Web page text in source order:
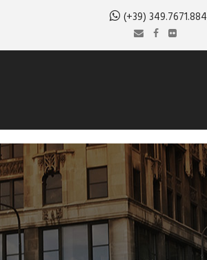
(+39) 349.7671.884